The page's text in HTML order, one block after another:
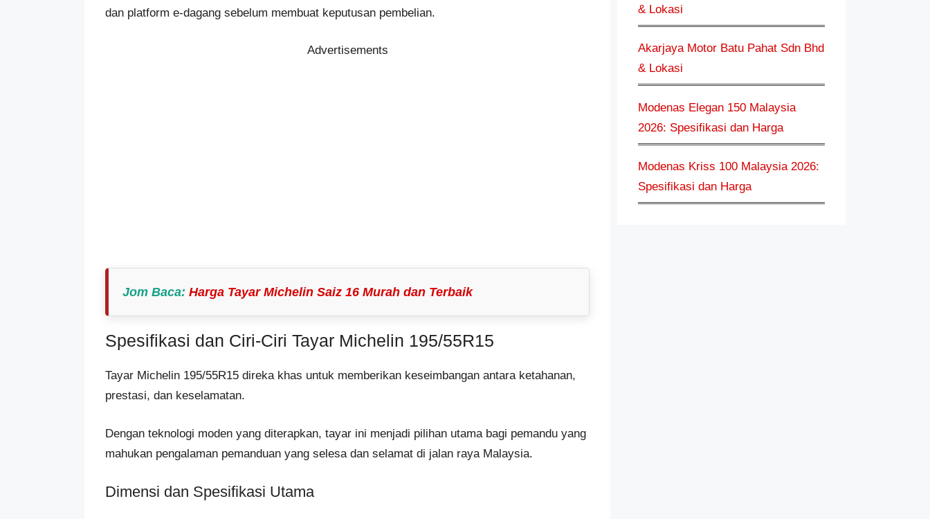
dan platform e-dagang sebelum membuat keputusan pembelian.
Advertisements
Jom Baca: Harga Tayar Michelin Saiz 16 Murah dan Terbaik
Spesifikasi dan Ciri-Ciri Tayar Michelin 195/55R15
Tayar Michelin 195/55R15 direka khas untuk memberikan keseimbangan antara ketahanan,
prestasi, dan keselamatan.
Dengan teknologi moden yang diterapkan, tayar ini menjadi pilihan utama bagi pemandu yang
mahukan pengalaman pemanduan yang selesa dan selamat di jalan raya Malaysia.
Dimensi dan Spesifikasi Utama
& Lokasi
Akarjaya Motor Batu Pahat Sdn Bhd
& Lokasi
Modenas Elegan 150 Malaysia
2026: Spesifikasi dan Harga
Modenas Kriss 100 Malaysia 2026:
Spesifikasi dan Harga